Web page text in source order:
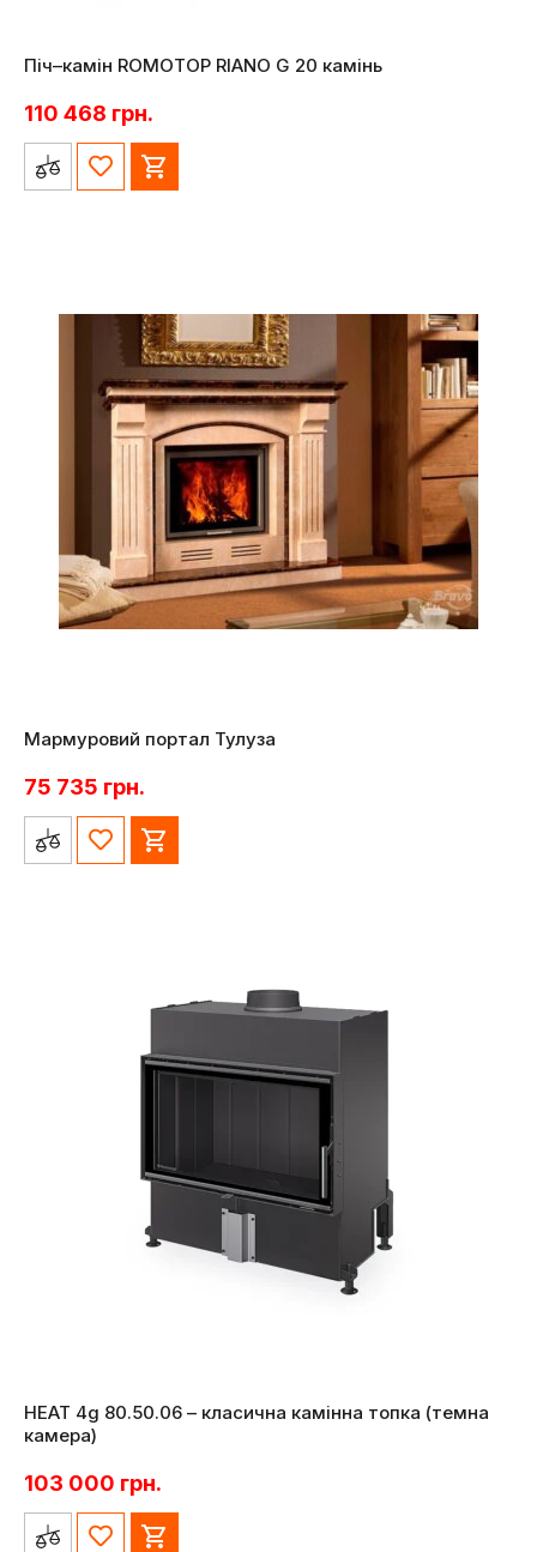
Піч–камін ROMOTOP RIANO G 20 камінь
110 468 грн.
Мармуровий портал Тулуза
75 735 грн.
HEAT 4g 80.50.06 – класична камінна топка (темна
камера)
103 000 грн.